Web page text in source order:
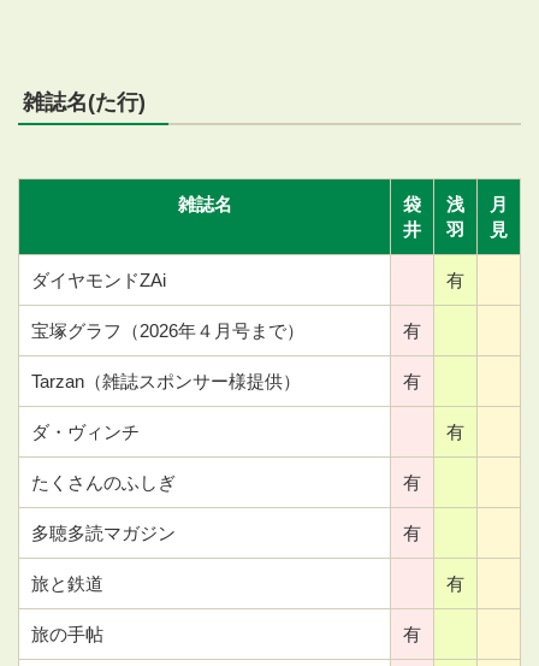
雑誌名(た行)
雑誌名
袋
井
浅
羽
月
見
ダイヤモンドZAi 有
宝塚グラフ（2026年４月号まで） 有
Tarzan（雑誌スポンサー様提供） 有
ダ・ヴィンチ 有
たくさんのふしぎ 有
多聴多読マガジン 有
旅と鉄道 有
旅の手帖 有